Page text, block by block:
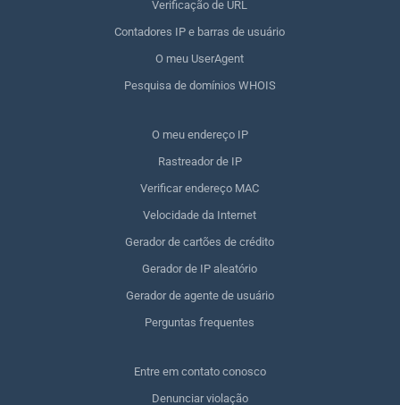
Verificação de URL
Contadores IP e barras de usuário
O meu UserAgent
Pesquisa de domínios WHOIS
O meu endereço IP
Rastreador de IP
Verificar endereço MAC
Velocidade da Internet
Gerador de cartões de crédito
Gerador de IP aleatório
Gerador de agente de usuário
Perguntas frequentes
Entre em contato conosco
Denunciar violação